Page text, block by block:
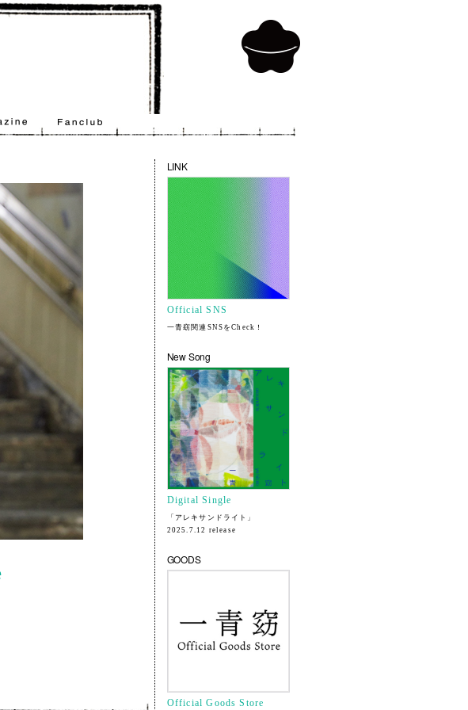
LINK
Official SNS
一青窈関連SNSをCheck！
New Song
Digital Single
「アレキサンドライト」
2025.7.12 release
GOODS
Official Goods Store